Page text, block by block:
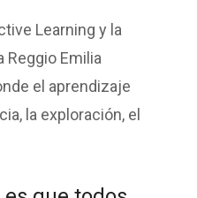
Learning y la
Emilia
el aprendizaje
la exploración, el